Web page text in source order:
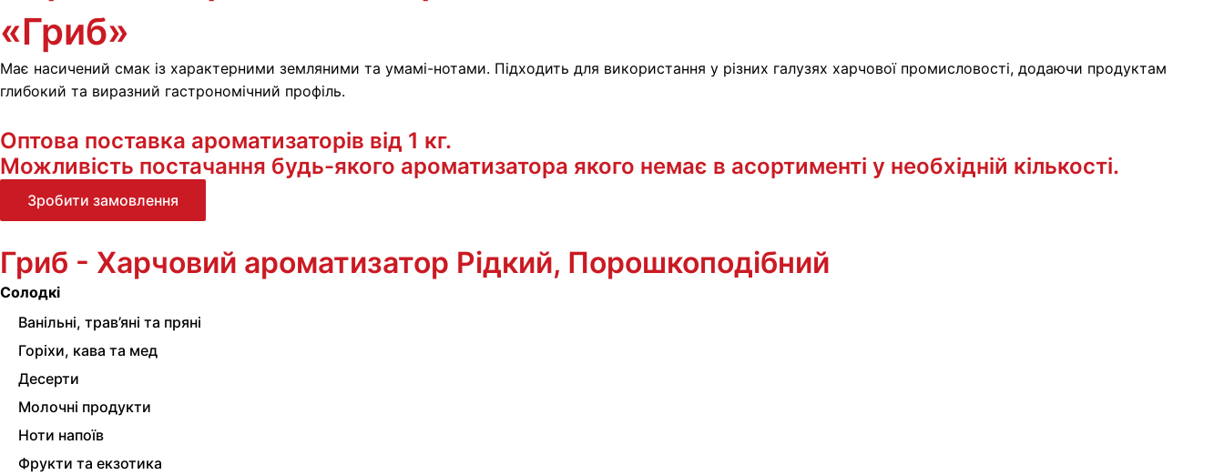
«Гриб»
Має насичений смак із характерними земляними та умамі-нотами. Підходить для використання у різних галузях харчової промисловості, додаючи продуктам
глибокий та виразний гастрономічний профіль.
Оптова поставка ароматизаторів від 1 кг.
Можливість постачання будь-якого ароматизатора якого немає в асортименті у необхідній кількості.
Зробити замовлення
Гриб - Харчовий ароматизатор Рідкий, Порошкоподібний
Солодкі
Ванільні, трав’яні та пряні
Горіхи, кава та мед
Десерти
Молочні продукти
Ноти напоїв
Фрукти та екзотика